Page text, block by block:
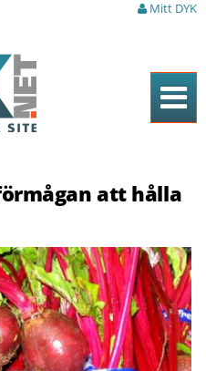
Mitt DYK
att hålla